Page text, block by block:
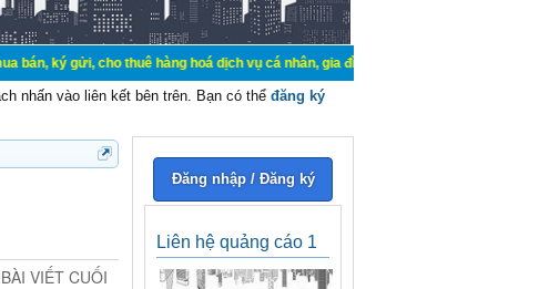
cho thuê hàng hoá dịch vụ cá nhân, gia đình. Mua bán, ký gửi, cho thuê thiết
nhấn vào liên kết bên trên. Bạn có thể đăng ký
BÀI VIẾT CUỐI
Đăng nhập / Đăng ký
Liên hệ quảng cáo 1